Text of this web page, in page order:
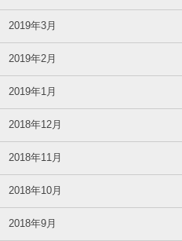
2019年3月
2019年2月
2019年1月
2018年12月
2018年11月
2018年10月
2018年9月